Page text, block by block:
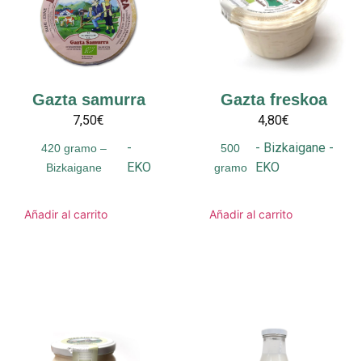
Gazta samurra
7,50€
420 gramo –
Bizkaigane
-
EKO
Añadir al carrito
Gazta freskoa
4,80€
500
gramo
- Bizkaigane -
EKO
Añadir al carrito